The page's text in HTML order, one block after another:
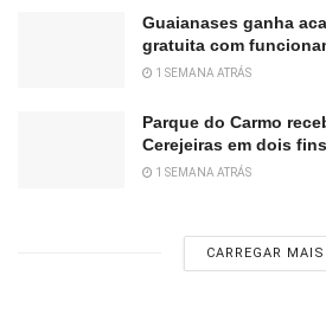
Guaianases ganha
gratuita com
1 SEMANA ATRÁS
Parque do Carmo
Cerejeiras em dois
1 SEMANA ATRÁS
CARREGAR MAIS